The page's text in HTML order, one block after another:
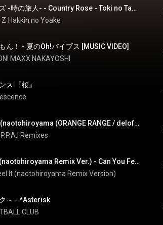
カントリーローズ -時の旅人- - Country Rose - Toki no Tabibito-
Z Hakkin no Yoake
ん！ - 夏のOh!バイブス [MUSIC VIDEO]
MAXX NAKAYOSHI
ス 『桜』
O・P・P・A・I (naotohiroyama (ORANGE RANGE / delofamilia) remix) - O.P.P.A.I (naotohiroyama (ORANGE RANGE / delofamilia) remix)
Remixes
Can You Feel It (naotohiroyama Remix Ver.) - Can You Feel It (naotohiroyama Remix Version)
It (naotohiroyama Remix Version)
～ - *Asterisk
CLUB